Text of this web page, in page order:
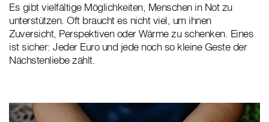
Es gibt vielfältige Möglichkeiten, Menschen in Not zu
unterstützen. Oft braucht es nicht viel, um ihnen
Zuversicht, Perspektiven oder Wärme zu schenken. Eines
ist sicher: Jeder Euro und jede noch so kleine Geste der
Nächstenliebe zählt.